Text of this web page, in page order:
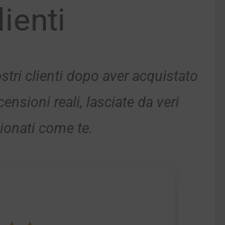
clienti dopo aver acquistato
reali, lasciate da veri
come te.